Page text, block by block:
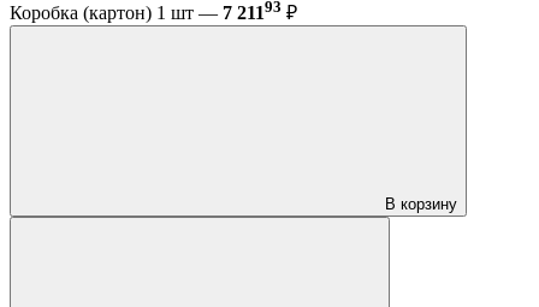
Коробка (картон) 1 шт — 7 21193 ₽
В корзину